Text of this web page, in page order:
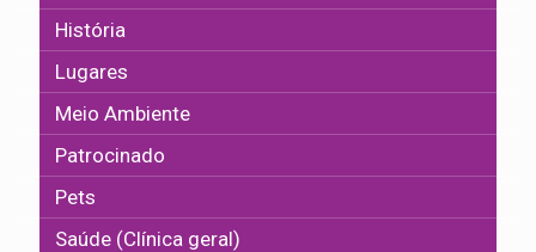
História
Lugares
Meio Ambiente
Patrocinado
Pets
Saúde (Clínica geral)